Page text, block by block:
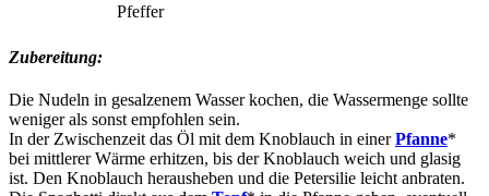
Pfeffer
Zubereitung:
Die Nudeln in gesalzenem Wasser kochen, die Wassermenge sollte
weniger als sonst empfohlen sein.
In der Zwischenzeit das Öl mit dem Knoblauch in einerPfanne*
bei mittlerer Wärme erhitzen, bis der Knoblauch weich und glasig
ist. Den Knoblauch herausheben und die Petersilie leicht anbraten.